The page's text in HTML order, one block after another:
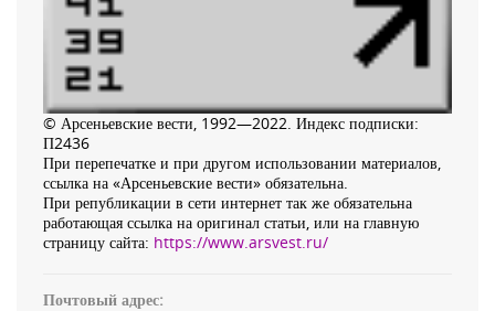
© Арсеньевские вести, 1992—2022. Индекс подписки:
П2436
При перепечатке и при другом использовании материалов,
ссылка на «Арсеньевские вести» обязательна.
При републикации в сети интернет так же обязательна
работающая ссылка на оригинал статьи, или на главную
страницу сайта: https://www.arsvest.ru/
Почтовый адрес: